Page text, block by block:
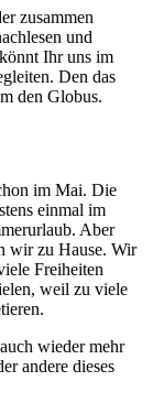
zusammen
und
Ihr uns im
Den das
den Globus.
im Mai. Die
einmal im
Aber
wir zu Hause. Wir
Freiheiten
weil zu viele
wieder mehr
andere dieses